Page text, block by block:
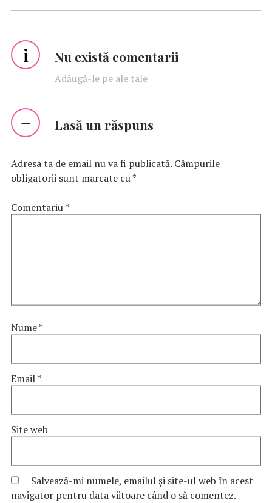
i Nu există comentarii
Adăugă-le pe ale tale
Lasă un răspuns
Adresa ta de email nu va fi publicată. Câmpurile
obligatorii sunt marcate cu*
Comentariu*
Nume*
Email*
Site web
Salvează-mi numele, emailul și site-ul web în acest
navigator pentru data viitoare când o să comentez.